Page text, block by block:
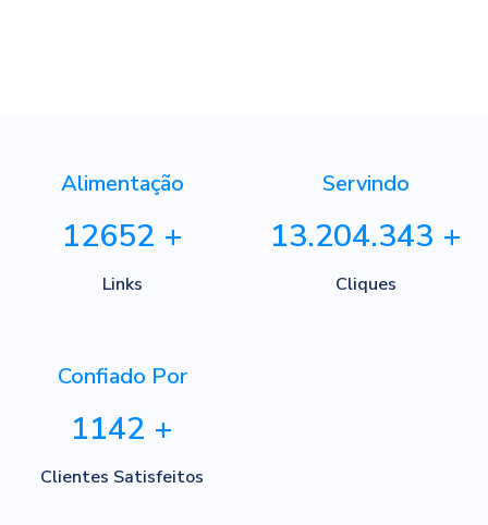
Alimentação
12652 +
Links
Servindo
13.204.343 +
Cliques
Confiado Por
1142 +
Clientes Satisfeitos